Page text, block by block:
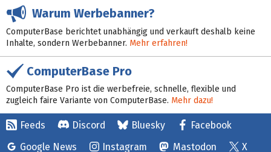
Warum Werbebanner?
ComputerBase berichtet unabhängig und verkauft deshalb keine
Inhalte, sondern Werbebanner. Mehr erfahren!
ComputerBase Pro
ComputerBase Pro ist die werbefreie, schnelle, flexible und
zugleich faire Variante von ComputerBase. Mehr dazu!
Feeds Discord Bluesky
Facebook
Google News
Instagram Mastodon X